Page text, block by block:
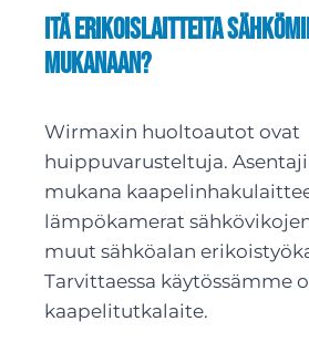
itä erikoislaitteita
mukanaan?
Wirmaxin huoltoautot ovat
huippuvarusteltuja.
mukana
lämpökamerat
muut sähköalan
Tarvittaessa käytössämme
kaapelitutkalaite.